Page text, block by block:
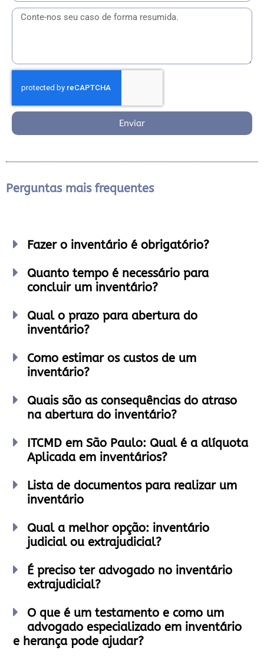
Enviar
Perguntas mais frequentes
Fazer o inventário é obrigatório?
Quanto tempo é necessário para
concluir um inventário?
Qual o prazo para abertura do
inventário?
Como estimar os custos de um
inventário?
Quais são as consequências do atraso
na abertura do inventário?
ITCMD em São Paulo: Qual é a alíquota
Aplicada em inventários?
Lista de documentos para realizar um
inventário
Qual a melhor opção: inventário
judicial ou extrajudicial?
É preciso ter advogado no inventário
extrajudicial?
O que é um testamento e como um
advogado especializado em inventário
e herança pode ajudar?